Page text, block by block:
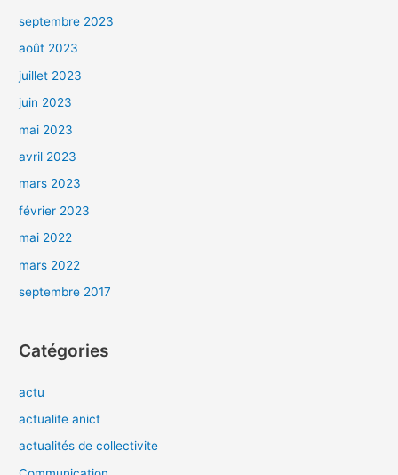
septembre 2023
août 2023
juillet 2023
juin 2023
mai 2023
avril 2023
mars 2023
février 2023
mai 2022
mars 2022
septembre 2017
Catégories
actu
actualite anict
actualités de collectivite